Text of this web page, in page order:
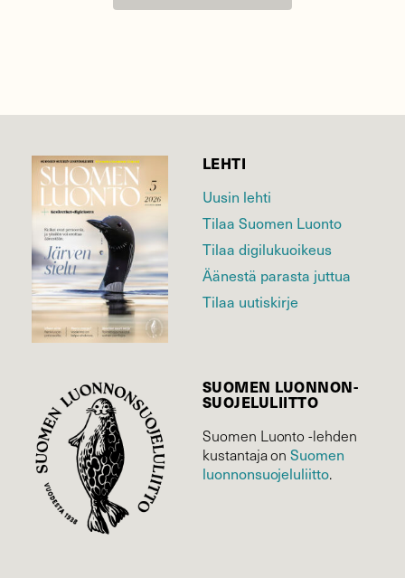
LEHTI
Uusin lehti
Tilaa Suomen Luonto
Tilaa digilukuoikeus
Äänestä parasta juttua
Tilaa uutiskirje
SUOMEN LUONNON­
SUOJELU­LIITTO
Suomen Luonto -lehden
kustantaja onSuomen
luonnonsuojelu­liitto.